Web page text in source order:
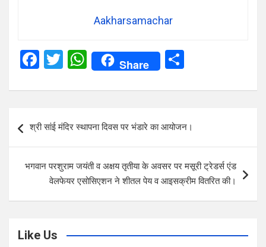
Aakharsamachar
F
ce
b
o
o
k
T
tt
er
W
h
at
A
p
p
Share
ar
navigation
श्री सांई मंदिर स्थापना दिवस पर भंडारे का आयोजन।
भगवान परशुराम जयंती व अक्षय तृतीया के अवसर पर मसूरी ट्रेडर्स एंड
वेलफेयर एसोसिएशन ने शीतल पेय व आइसक्रीम वितरित की।
Like Us